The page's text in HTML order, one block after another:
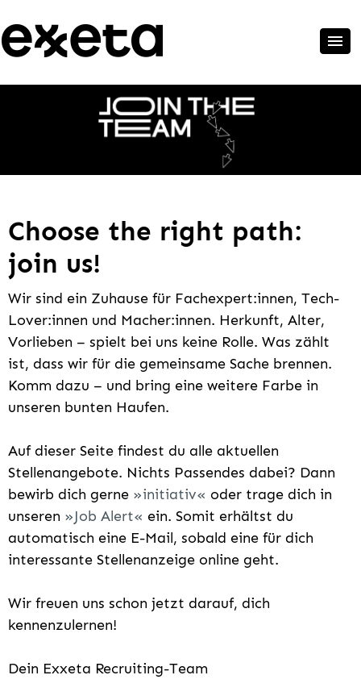
Choose the right path:
join us!
Wir sind ein Zuhause für Fachexpert:innen, Tech-
Lover:innen und Macher:innen. Herkunft, Alter,
Vorlieben – spielt bei uns keine Rolle. Was zählt
ist, dass wir für die gemeinsame Sache brennen.
Komm dazu – und bring eine weitere Farbe in
unseren bunten Haufen.
Auf dieser Seite findest du alle aktuellen
Stellenangebote. Nichts Passendes dabei? Dann
bewirb dich gerne
initiativ
oder trage dich in
unseren
Job Alert
ein. Somit erhältst du
automatisch eine E-Mail, sobald eine für dich
interessante Stellenanzeige online geht.
Wir freuen uns schon jetzt darauf, dich
kennenzulernen!
Dein Exxeta Recruiting-Team